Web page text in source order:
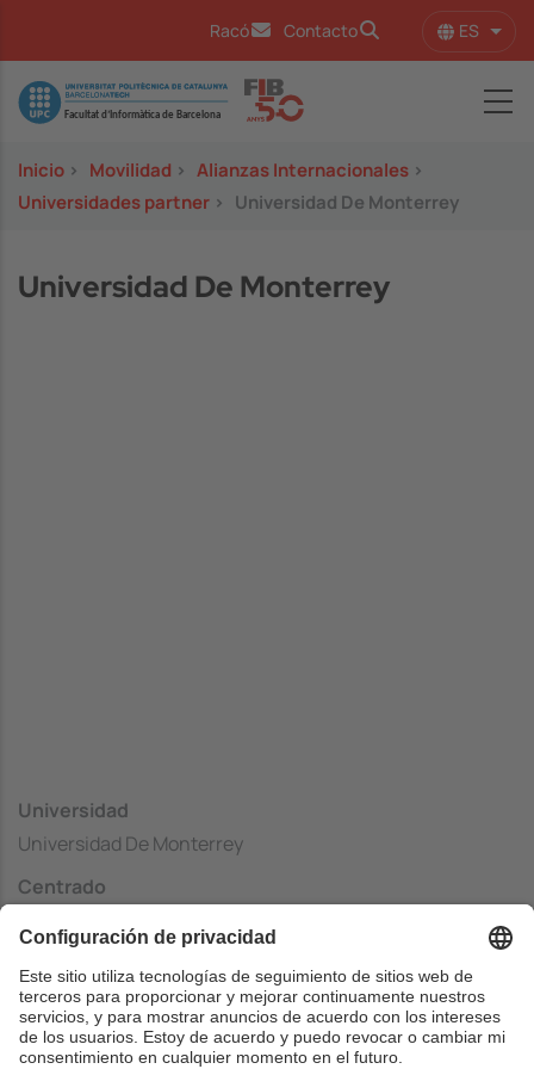
Racó Contacto ES
Image
Inicio > Movilidad > Alianzas Internacionales >
Universidades partner > Universidad De Monterrey
Universidad De Monterrey
Universidad
Universidad De Monterrey
Centrado
Méjico
Web